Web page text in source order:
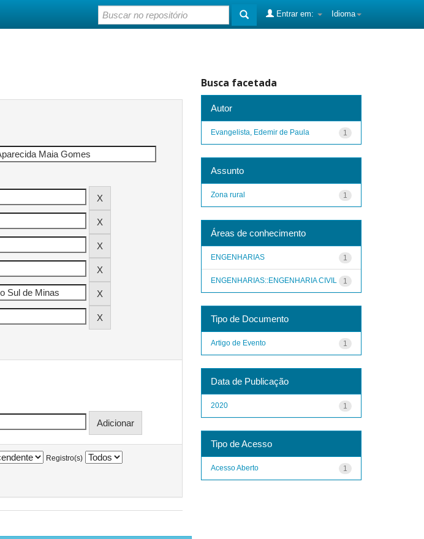
Idioma
Entrar em:
Registro(s)
Busca facetada
Autor
1
Evangelista, Edemir de Paula
Assunto
1
Zona rural
Áreas de conhecimento
1
ENGENHARIAS
1
ENGENHARIAS::ENGENHARIA CIVIL
Tipo de Documento
1
Artigo de Evento
Data de Publicação
1
2020
Tipo de Acesso
1
Acesso Aberto